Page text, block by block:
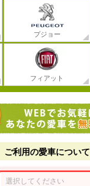
プジョー
フィアット
ご利用の愛車について